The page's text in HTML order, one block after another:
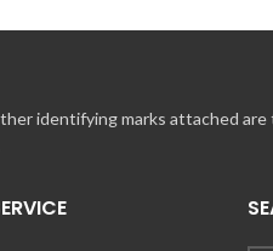
identifying marks attached are